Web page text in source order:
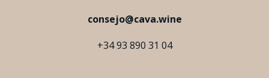
consejo@cava.wine
+34 93 890 31 04